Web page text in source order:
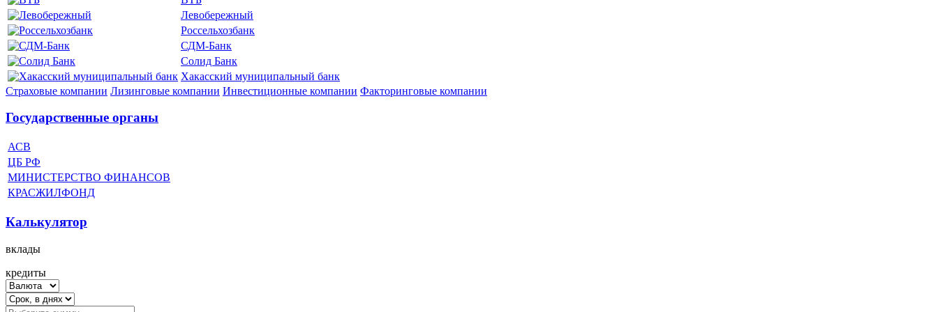
Левобережный
Россельхозбанк
СДМ-Банк
Солид Банк
Хакасский муниципальный банк
Страховые компании Лизинговые компании Инвестиционные компании Факторинговые компании
Государственные органы
АСВ
ЦБ РФ
МИНИСТЕРСТВО ФИНАНСОВ
КРАСЖИЛФОНД
Калькулятор
вклады
кредиты